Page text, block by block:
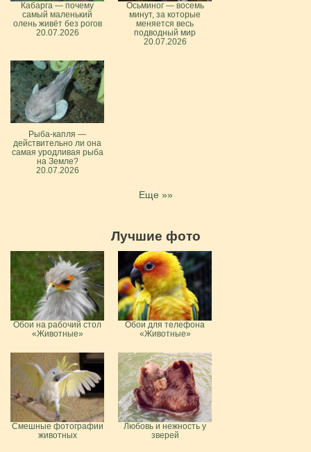
Кабарга — почему
самый маленький
олень живёт без рогов
20.07.2026
Осьминог — восемь
минут, за которые
меняется весь
подводный мир
20.07.2026
Рыба-капля —
действительно ли она
самая уродливая рыба
на Земле?
20.07.2026
Еще »»
Лучшие фото
Обои на рабочий стол
«Животные»
Обои для телефона
«Животные»
Смешные фотографии
животных
Любовь и нежность у
зверей